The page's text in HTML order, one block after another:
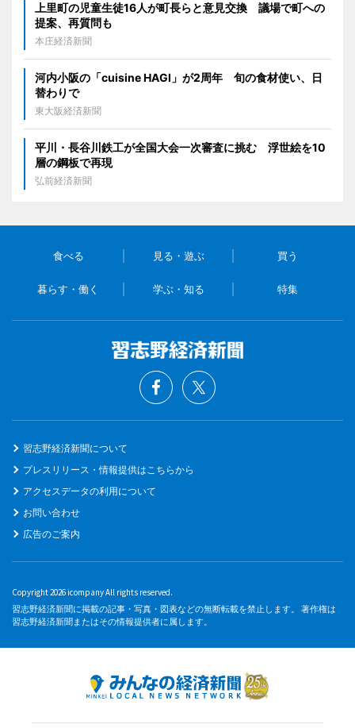
上里町の児童生徒16人が町長らと意見交換 議場で町への
提案、再質問も
本庄経済新聞
河内小阪の「cuisine HAGI」が2周年 旬の食材使い、日
替わりで
東大阪経済新聞
平川・長谷川鉄工が全国大会一次審査に挑む 浮世絵を10
層の鋼板で再現
弘前経済新聞
食べる 見る・遊ぶ 買う
暮らす・働く 学ぶ・知る 特集
習志野経済新聞について
プレスリリース・情報提供はこちらから
アクセスデータの利用について
お問い合わせ
広告のご案内
Copyright 2026 icompany All rights reserved.
習志野経済新聞に掲載の記事・写真・図表などの無断転載を禁止します。 著作権は
習志野経済新聞またはその情報提供者に属します。